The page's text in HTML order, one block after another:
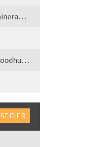
Nordic Game Awards 2026 – Alla nominerade spel
Idag stänger Vampire Masquerade Bloodhunt servrarna
SE FLER